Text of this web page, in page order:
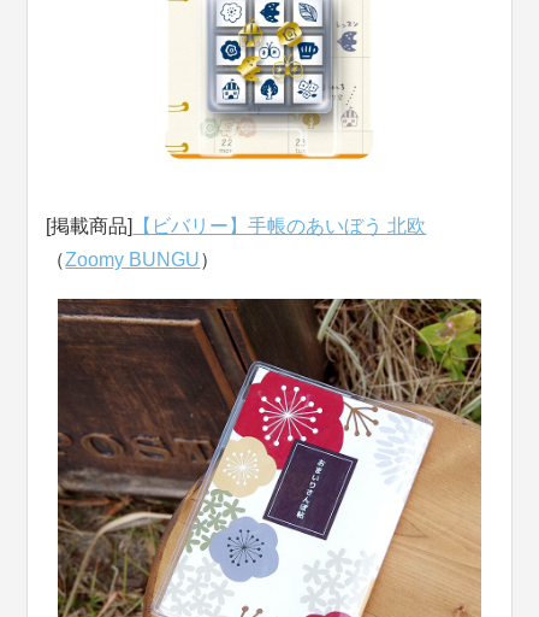
[掲載商品]
【ビバリー】手帳のあいぼう 北欧
（Zoomy BUNGU）